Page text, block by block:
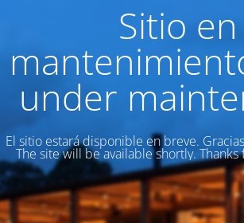
Sitio en
under
El sitio estará disponible en breve.
The site will be available shortly. Thanks